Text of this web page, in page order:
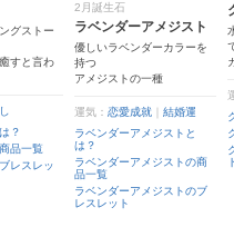
ジスト
カラーを
｜
ストと
ストの商
クラック水晶
水晶にクラックを施すこと
で
カジュアルなデザインに
クラック水晶とは？
クラック水晶の商品一覧
クラック水晶のブレスレッ
ト